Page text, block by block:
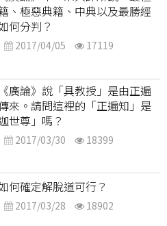
、極惡典籍、中典以及最勝經
何分判？
2017/04/05 17119
《廣論》說「具教授」是由正遍
來。請問這裡的「正遍知」是
世尊」嗎？
2017/03/30 18399
何確定解脫道可行？
2017/03/28 18902